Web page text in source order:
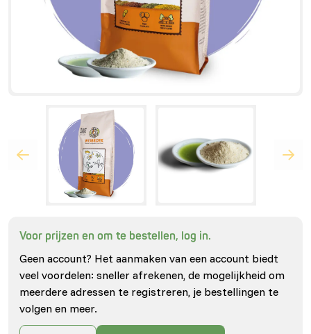
Voor prijzen en om te bestellen, log in.
Geen account? Het aanmaken van een account biedt
veel voordelen: sneller afrekenen, de mogelijkheid om
meerdere adressen te registreren, je bestellingen te
volgen en meer.